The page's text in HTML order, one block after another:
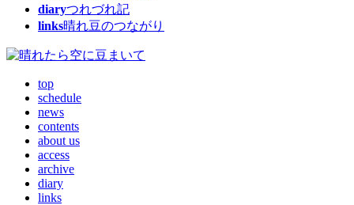
diaryつれづれ記
links晴れ豆のつながり
top
schedule
news
contents
about us
access
archive
diary
links